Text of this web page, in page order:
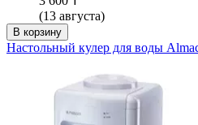
(13 августа)
В корзину
Настольный кулер для воды